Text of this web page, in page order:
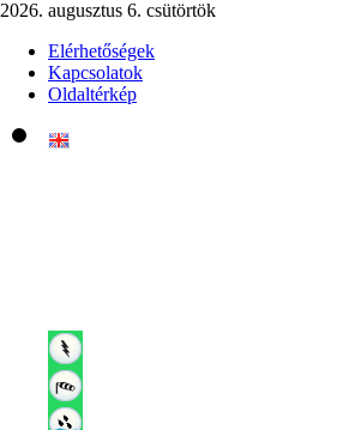
2026. augusztus 6. csütörtök
Elérhetőségek
Kapcsolatok
Oldaltérkép